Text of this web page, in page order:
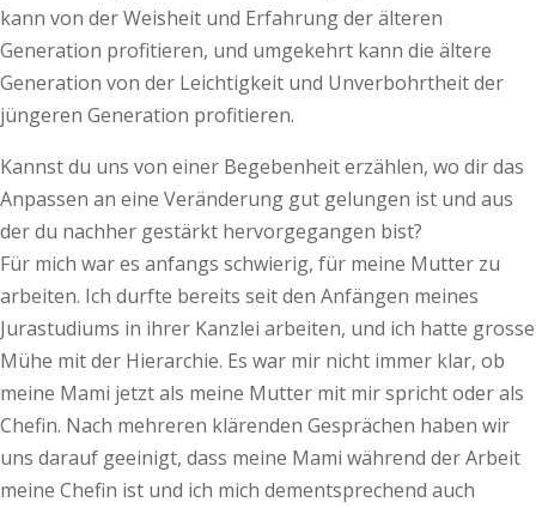
kann von der Weisheit und Erfahrung der älteren
Generation profitieren, und umgekehrt kann die ältere
Generation von der Leichtigkeit und Unverbohrtheit der
jüngeren Generation profitieren.
Kannst du uns von einer Begebenheit erzählen, wo dir das
Anpassen an eine Veränderung gut gelungen ist und aus
der du nachher gestärkt hervorgegangen bist?
Für mich war es anfangs schwierig, für meine Mutter zu
arbeiten. Ich durfte bereits seit den Anfängen meines
Jurastudiums in ihrer Kanzlei arbeiten, und ich hatte grosse
Mühe mit der Hierarchie. Es war mir nicht immer klar, ob
meine Mami jetzt als meine Mutter mit mir spricht oder als
Chefin. Nach mehreren klärenden Gesprächen haben wir
uns darauf geeinigt, dass meine Mami während der Arbeit
meine Chefin ist und ich mich dementsprechend auch